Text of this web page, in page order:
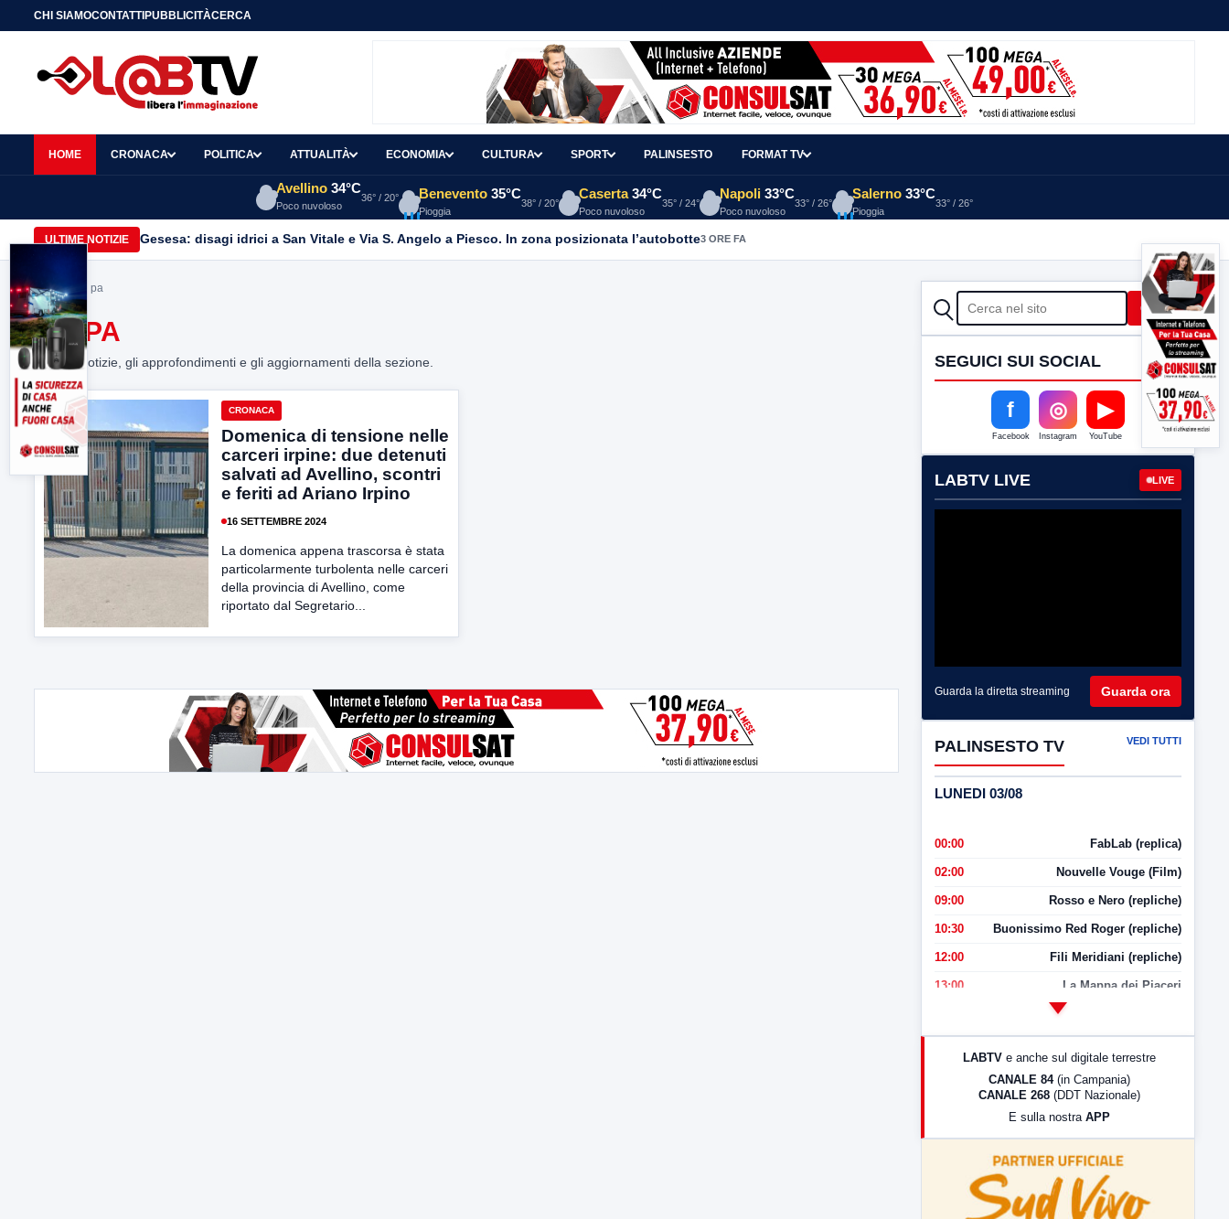
CHI SIAMOCONTATTIPUBBLICITÀCERCA
HOME CRONACA POLITICA ATTUALITÀ ECONOMIA CULTURA SPORT PALINSESTO FORMAT TV
Avellino 34°C
Poco nuvoloso
36° / 20° Benevento 35°C
Pioggia
38° / 20°
Caserta 34°C
Poco nuvoloso
35° / 24°
Napoli 33°C
Poco nuvoloso
33° / 26°
Salerno 33°C
Pioggia
33° / 26°
ULTIME NOTIZIE Gesesa: disagi idrici a San Vitale e Via S. Angelo a Piesco. In zona posizionata l’autobotte3 ORE FA
Home> uil pa
UIL PA
Tutte le notizie, gli approfondimenti e gli aggiornamenti della sezione.
CRONACA
Domenica di tensione nelle
carceri irpine: due detenuti
salvati ad Avellino, scontri
e feriti ad Ariano Irpino
16 SETTEMBRE 2024
La domenica appena trascorsa è stata
particolarmente turbolenta nelle carceri
della provincia di Avellino, come
riportato dal Segretario...
CERCA Cerca
SEGUICI SUI SOCIAL
f
Facebook
◎
Instagram
▶
YouTube
LABTV LIVE LIVE
Guarda la diretta streaming Guarda ora
PALINSESTO TV VEDI TUTTI
LUNEDI 03/08
00:00 FabLab (replica)
02:00 Nouvelle Vouge (Film)
09:00 Rosso e Nero (repliche)
10:30 Buonissimo Red Roger (repliche)
12:00 Fili Meridiani (repliche)
13:00 La Mappa dei Piaceri
LabNews (Diretta)
LabNews (replica)
LABTV e anche sul digitale terrestre
CANALE 84 (in Campania)
CANALE 268 (DDT Nazionale)
E sulla nostra APP